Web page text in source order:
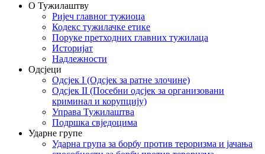
О Тужилаштву
Ријеч главног тужиоца
Кодекс тужилачке етике
Поруке претходних главних тужилаца
Историјат
Надлежности
Одсјеци
Одсјек I (Одсјек за ратне злочине)
Одсјек II (Посебни одсјек за организовани
криминал и корупцију)
Управа Тужилаштва
Подршка свједоцима
Ударне групе
Ударна група за борбу против тероризма и јачања